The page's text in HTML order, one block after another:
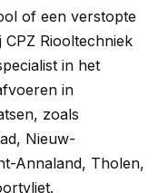
of een verstopte
Riooltechniek
in het
in
zoals
Nieuw-
Annaland, Tholen,